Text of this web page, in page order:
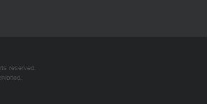
reserved.